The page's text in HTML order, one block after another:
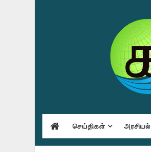
செய்திகள் அரசியல்